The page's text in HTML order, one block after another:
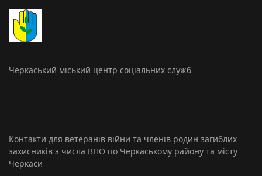
Черкаський міський центр соціальних служб
Контакти для ветеранів війни та членів родин загиблих
захисників з числа ВПО по Черкаському району та місту
Черкаси